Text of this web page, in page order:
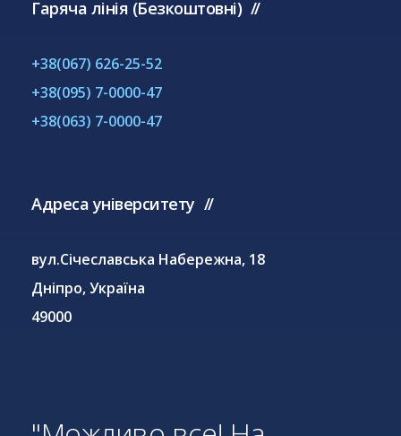
Гаряча лінія (Безкоштовні)
+38(067) 626-25-52
+38(095) 7-0000-47
+38(063) 7-0000-47
Адреса університету
вул.Січеславська Набережна, 18
Дніпро, Україна
49000